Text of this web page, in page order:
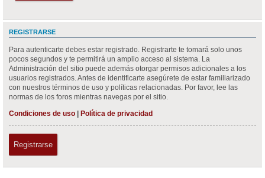
REGISTRARSE
Para autenticarte debes estar registrado. Registrarte te tomará solo unos
pocos segundos y te permitirá un amplio acceso al sistema. La
Administración del sitio puede además otorgar permisos adicionales a los
usuarios registrados. Antes de identificarte asegúrete de estar familiarizado
con nuestros términos de uso y políticas relacionadas. Por favor, lee las
normas de los foros mientras navegas por el sitio.
Condiciones de uso
Política de privacidad
Registrarse